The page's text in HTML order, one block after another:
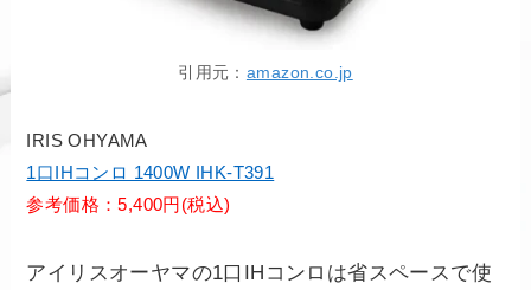
引用元： amazon.co.jp
IRIS OHYAMA
1口IHコンロ 1400W IHK-T391
参考価格：5,400円(税込)
アイリスオーヤマの1口IHコンロは省スペースで使